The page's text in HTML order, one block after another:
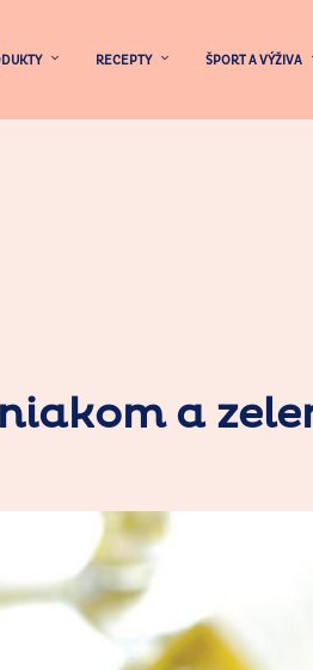
RECEPTY ŠPORT A VÝŽIVA
a